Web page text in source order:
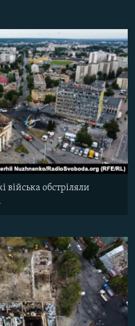
війська обстріляли